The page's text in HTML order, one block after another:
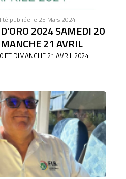
publiée le 25 Mars 2024
2024 SAMEDI 20
21 AVRIL
ET DIMANCHE 21 AVRIL 2024